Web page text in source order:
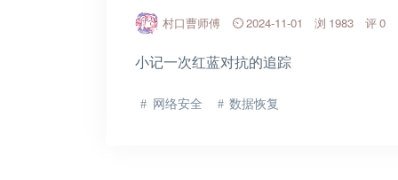
村口曹师傅 2024-11-01 1983 0
小记一次红蓝对抗的追踪
网络安全 数据恢复